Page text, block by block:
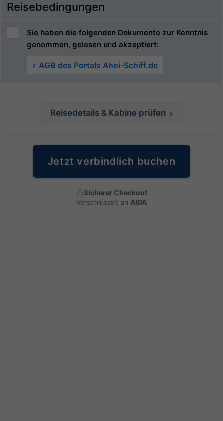
Reisebedingungen
Sie haben die folgenden Dokumente zur Kenntnis
genommen, gelesen und akzeptiert:
AGB des Portals Ahoi-Schiff.de
Reisedetails & Kabine prüfen
Jetzt verbindlich buchen
Sicherer Checkout
Verschlüsselt an AIDA